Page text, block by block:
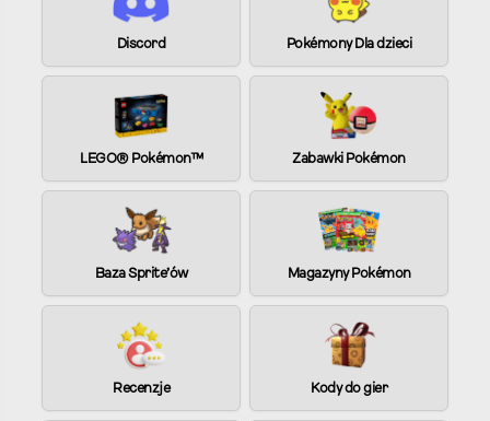
Discord Pokémony Dla dzieci
LEGO® Pokémon™ Zabawki Pokémon
Baza Sprite’ów Magazyny Pokémon
Recenzje Kody do gier